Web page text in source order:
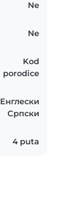
Ne
Ne
Kod
porodice
Енглески
Српски
4 puta